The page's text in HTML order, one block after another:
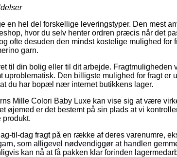
en hel del forskellige leveringstyper. Den mest
hvor du selv henter ordren præcis når det
ofte desuden den mindst kostelige mulighed for
garn.
til din bolig eller til dit arbejde. Fragtmuligheden
Den billigste mulighed for fragt er
du har bopæl nær internet butikkens lager.
Mille Colori Baby Luxe kan vise sig at være
øjemed er det bestemt på sin plads at vi
til-dag fragt på en række af deres varenumre,
som alligevel nødvendiggør at handlen
kan nå at få pakken klar forinden